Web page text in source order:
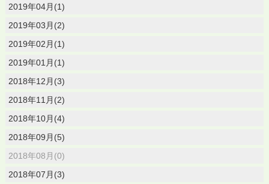
2019年04月(1)
2019年03月(2)
2019年02月(1)
2019年01月(1)
2018年12月(3)
2018年11月(2)
2018年10月(4)
2018年09月(5)
2018年08月(0)
2018年07月(3)